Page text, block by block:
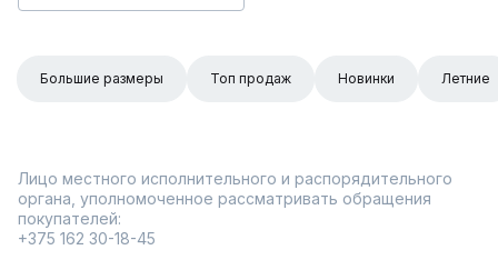
Большие размеры Топ продаж Новинки Летние
Лицо местного исполнительного и распорядительного
органа, уполномоченное рассматривать обращения
покупателей:
+375 162 30-18-45